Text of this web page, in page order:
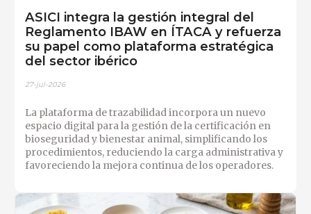
ASICI integra la gestión integral del
Reglamento IBAW en ÍTACA y refuerza
su papel como plataforma estratégica
del sector ibérico
27-jul-2026
La plataforma de trazabilidad incorpora un nuevo
espacio digital para la gestión de la certificación en
bioseguridad y bienestar animal, simplificando los
procedimientos, reduciendo la carga administrativa y
favoreciendo la mejora continua de los operadores.